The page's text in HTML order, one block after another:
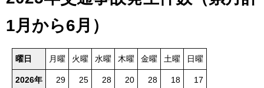
1月から6月）
曜日 月曜 火曜 水曜 木曜 金曜 土曜 日曜
2026年 29 25 28 20 28 18 17